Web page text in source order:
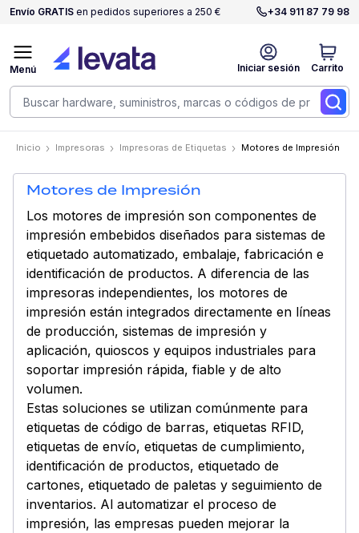
Envío GRATIS en pedidos superiores a 250 € +34 911 87 79 98
Iniciar sesión Carrito
Menú
Inicio Impresoras Impresoras de Etiquetas Motores de Impresión
Motores de Impresión
Los motores de impresión son componentes de
impresión embebidos diseñados para sistemas de
etiquetado automatizado, embalaje, fabricación e
identificación de productos. A diferencia de las
impresoras independientes, los motores de
impresión están integrados directamente en líneas
de producción, sistemas de impresión y
aplicación, quioscos y equipos industriales para
soportar impresión rápida, fiable y de alto
volumen.
Estas soluciones se utilizan comúnmente para
etiquetas de código de barras, etiquetas RFID,
etiquetas de envío, etiquetas de cumplimiento,
identificación de productos, etiquetado de
cartones, etiquetado de paletas y seguimiento de
inventarios. Al automatizar el proceso de
impresión, las empresas pueden mejorar la